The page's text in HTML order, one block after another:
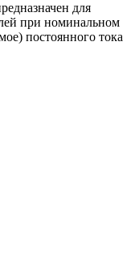
для
при номинальном
постоянного тока